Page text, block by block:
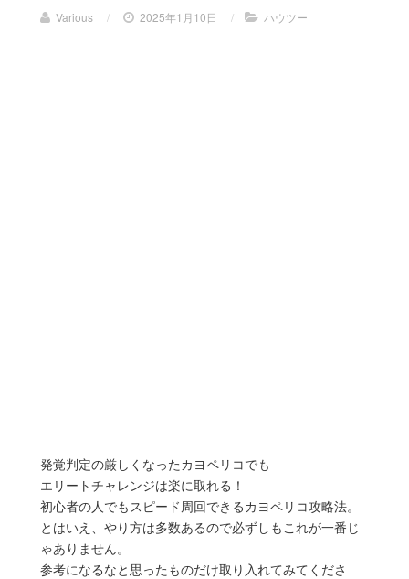
Various / 2025年1月10日 / ハウツー
発覚判定の厳しくなったカヨペリコでも
エリートチャレンジは楽に取れる！
初心者の人でもスピード周回できるカヨペリコ攻略法。
とはいえ、やり方は多数あるので必ずしもこれが一番じ
ゃありません。
参考になるなと思ったものだけ取り入れてみてくださ